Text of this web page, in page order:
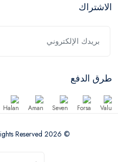
الاشتراك
طرق الدفع
© 2026 Kza Meeza. All Rights Reserved